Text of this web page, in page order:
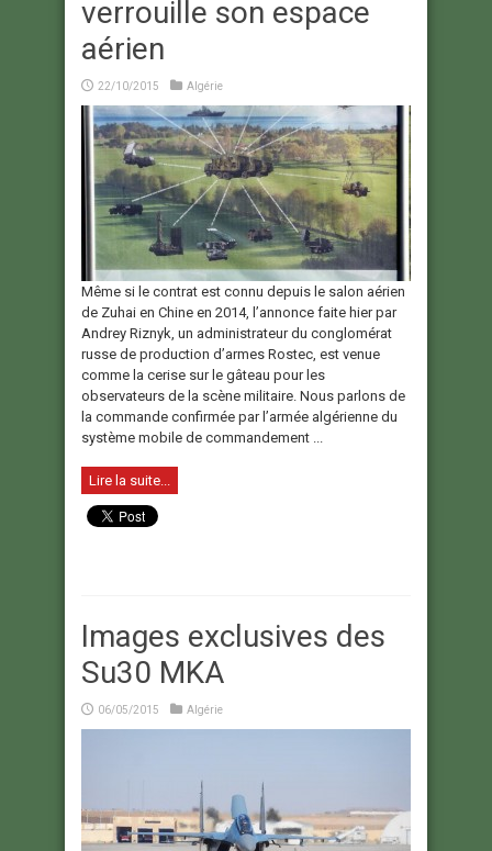
verrouille son espace
aérien
22/10/2015 Algérie
Même si le contrat est connu depuis le salon aérien
de Zuhai en Chine en 2014, l’annonce faite hier par
Andrey Riznyk, un administrateur du conglomérat
russe de production d’armes Rostec, est venue
comme la cerise sur le gâteau pour les
observateurs de la scène militaire. Nous parlons de
la commande confirmée par l’armée algérienne du
système mobile de commandement ...
Lire la suite...
Images exclusives des
Su30 MKA
06/05/2015 Algérie